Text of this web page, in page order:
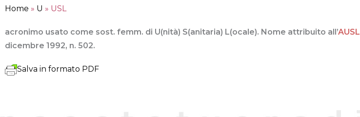
Home » U » USL
acronimo usato come sost. femm. di U(nità) S(anitaria) L(ocale). Nome attribuito all’AUSL
dicembre 1992, n. 502.
Salva in formato PDF